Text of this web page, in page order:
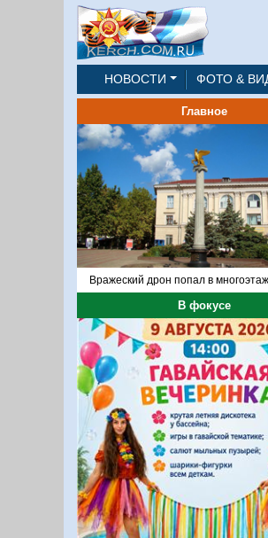
НОВОСТИ ФОТО &
Главное
Вражеский дрон попал в
В фокусе